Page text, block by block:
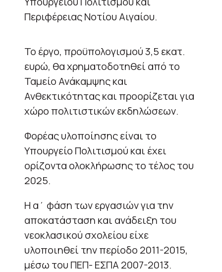
Περιφέρειας Νοτίου Αιγαίου.
Το έργο, προϋπολογισμού 3,5 εκατ.
ευρώ, θα χρηματοδοτηθεί από το
Ταμείο Ανάκαμψης και
Ανθεκτικότητας και προορίζεται για
χώρο πολιτιστικών εκδηλώσεων.
Φορέας υλοποίησης είναι το
Υπουργείο Πολιτισμού και έχει
ορίζοντα ολοκλήρωσης το τέλος του
2025.
Η α΄ φάση των εργασιών για την
αποκατάσταση και ανάδειξη του
νεοκλασικού σχολείου είχε
υλοποιηθεί την περίοδο 2011-2015,
μέσω του ΠΕΠ- ΕΣΠΑ 2007-2013.